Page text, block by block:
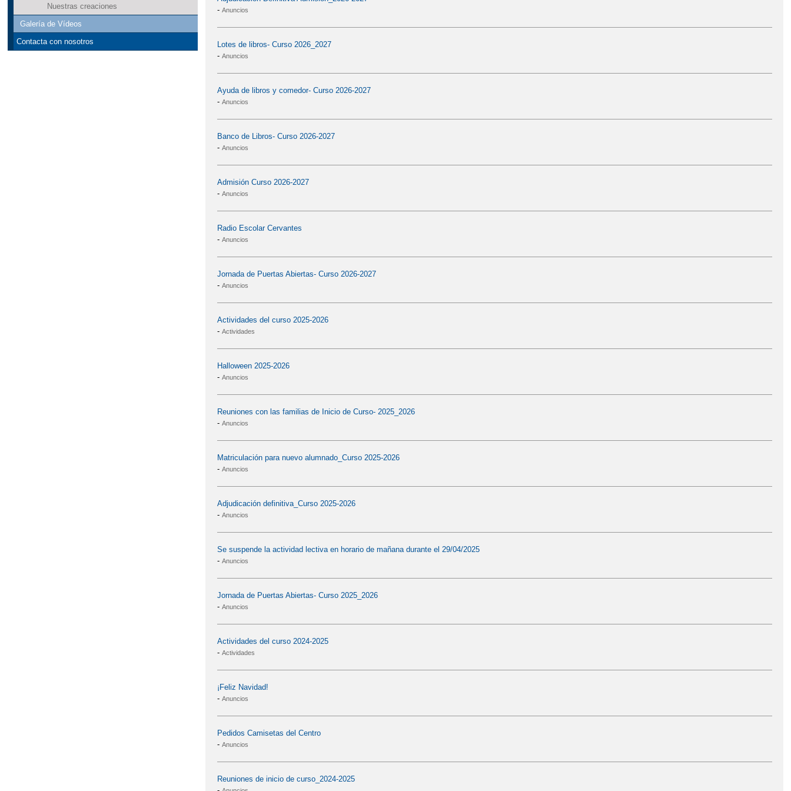
Nuestras creaciones
Galería de Vídeos
Contacta con nosotros
- Anuncios
Lotes de libros- Curso 2026_2027
- Anuncios
Ayuda de libros y comedor- Curso 2026-2027
- Anuncios
Banco de Libros- Curso 2026-2027
- Anuncios
Admisión Curso 2026-2027
- Anuncios
Radio Escolar Cervantes
- Anuncios
Jornada de Puertas Abiertas- Curso 2026-2027
- Anuncios
Actividades del curso 2025-2026
- Actividades
Halloween 2025-2026
- Anuncios
Reuniones con las familias de Inicio de Curso- 2025_2026
- Anuncios
Matriculación para nuevo alumnado_Curso 2025-2026
- Anuncios
Adjudicación definitiva_Curso 2025-2026
- Anuncios
Se suspende la actividad lectiva en horario de mañana durante el 29/04/2025
- Anuncios
Jornada de Puertas Abiertas- Curso 2025_2026
- Anuncios
Actividades del curso 2024-2025
- Actividades
¡Feliz Navidad!
- Anuncios
Pedidos Camisetas del Centro
- Anuncios
Reuniones de inicio de curso_2024-2025